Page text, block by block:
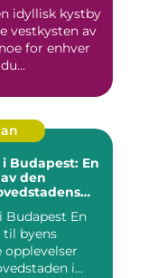
idyllisk kystby
vestkysten av
for enhver
Budapest: En
den
En
byens
i...